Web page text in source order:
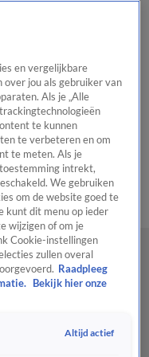
beste van Hart
Tip de
de redactiePanelVideo's
en vergelijkbare
jou als gebruiker van
Als je „Alle
te kunnen
te verbeteren en om
te meten. Als je
intrekt,
We gebruiken
om de website goed te
kunt dit menu op ieder
wijzigen of om je
Cookie-instellingen
zullen overal
Raadpleeg
Bekijk hier onze
Altijd actief